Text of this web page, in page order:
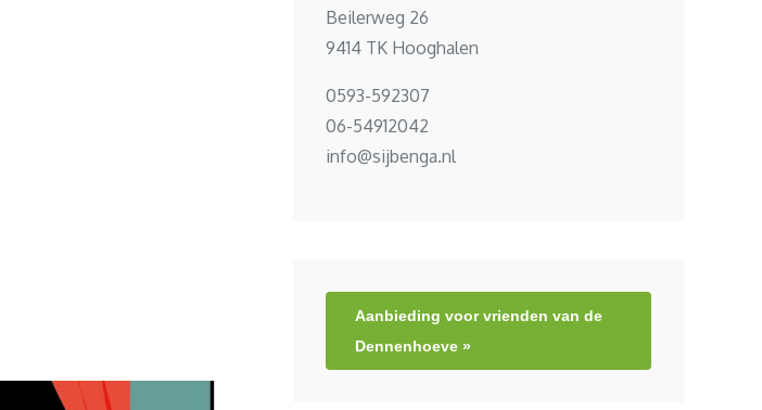
Beilerweg 26
9414 TK Hooghalen
0593-592307
06-54912042
info@sijbenga.nl
Aanbieding voor vrienden van de
Dennenhoeve »